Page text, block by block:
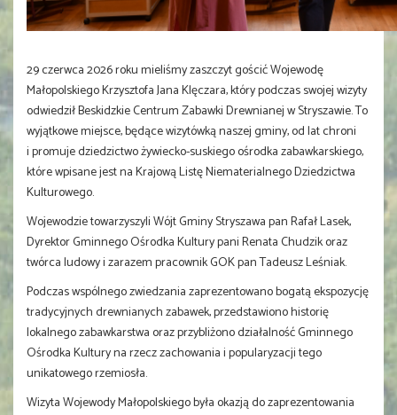
29 czerwca 2026 roku mieliśmy zaszczyt gościć Wojewodę
Małopolskiego Krzysztofa Jana Klęczara, który podczas swojej wizyty
odwiedził Beskidzkie Centrum Zabawki Drewnianej w Stryszawie. To
wyjątkowe miejsce, będące wizytówką naszej gminy, od lat chroni
i promuje dziedzictwo żywiecko-suskiego ośrodka zabawkarskiego,
które wpisane jest na Krajową Listę Niematerialnego Dziedzictwa
Kulturowego.
Wojewodzie towarzyszyli Wójt Gminy Stryszawa pan Rafał Lasek,
Dyrektor Gminnego Ośrodka Kultury pani Renata Chudzik oraz
twórca ludowy i zarazem pracownik GOK pan Tadeusz Leśniak.
Podczas wspólnego zwiedzania zaprezentowano bogatą ekspozycję
tradycyjnych drewnianych zabawek, przedstawiono historię
lokalnego zabawkarstwa oraz przybliżono działalność Gminnego
Ośrodka Kultury na rzecz zachowania i popularyzacji tego
unikatowego rzemiosła.
Wizyta Wojewody Małopolskiego była okazją do zaprezentowania